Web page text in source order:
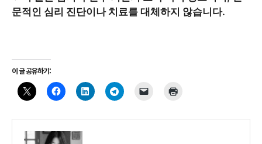
문적인 심리 진단이나 치료를 대체하지 않습니다.
이 글 공유하기: